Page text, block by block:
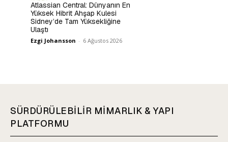
Atlassian Central: Dünyanın En
Yüksek Hibrit Ahşap Kulesi
Sidney’de Tam Yüksekliğine
Ulaştı
Ezgi Johansson - 6 Ağustos 2026
SÜRDÜRÜLEBİLİR MİMARLIK & YAPI
PLATFORMU